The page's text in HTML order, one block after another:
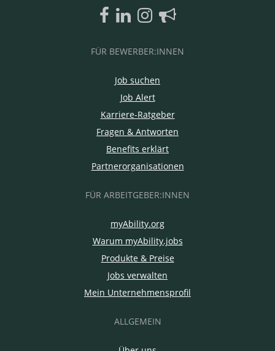
FÜR BEWERBER:INNEN
Job suchen
Job Alert
Karriere-Ratgeber
Fragen & Antworten
Benefits erklärt
Partnerorganisationen
FÜR ARBEITGEBER:INNEN
myAbility.org
Warum myAbility.jobs
Produkte & Preise
Jobs verwalten
Mein Unternehmensprofil
ALLGEMEIN